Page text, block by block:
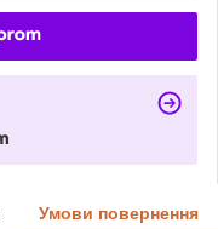
Умови повернення